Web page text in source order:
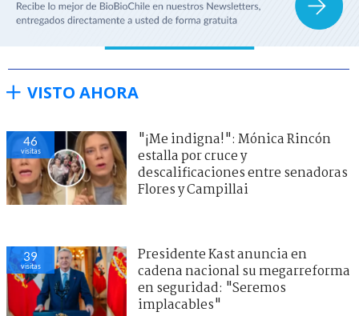
VISTO AHORA
46
visitas
"¡Me indigna!": Mónica Rincón
estalla por cruce y
descalificaciones entre senadoras
Flores y Campillai
39
visitas
Presidente Kast anuncia en
cadena nacional su megarreforma
en seguridad: "Seremos
implacables"